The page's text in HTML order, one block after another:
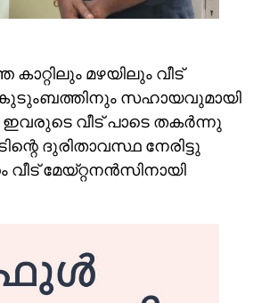
മഴയിലും വീട്
കുടുംബത്തിനും സഹായവുമായി
ഇവരുടെ വീട് പാടെ തകര്‍ന്നു
ദുരിതാവസ്ഥ നേരിട്ടു
മേയ്റ്റനന്‍സിനായി